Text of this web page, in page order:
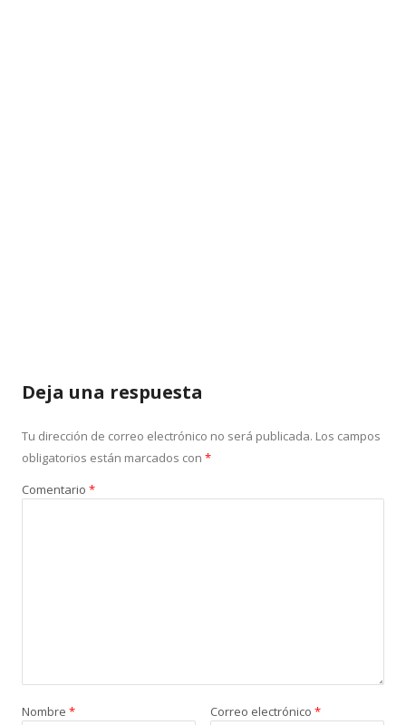
Deja una respuesta
Tu dirección de correo electrónico no será publicada. Los campos
obligatorios están marcados con *
Comentario *
Nombre * Correo electrónico *